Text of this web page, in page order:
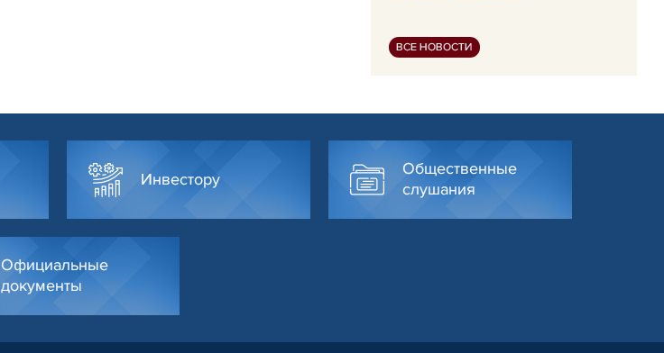
ВСЕ НОВОСТИ
Инвестору
Общественные
слушания
Официальные
документы